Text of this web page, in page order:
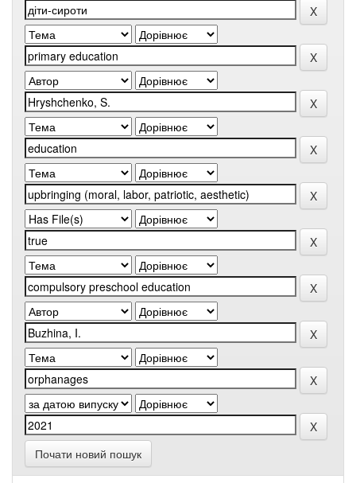
Почати новий пошук